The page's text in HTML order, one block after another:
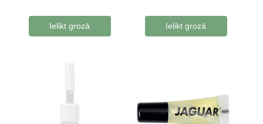
Ielikt grozā Ielikt grozā